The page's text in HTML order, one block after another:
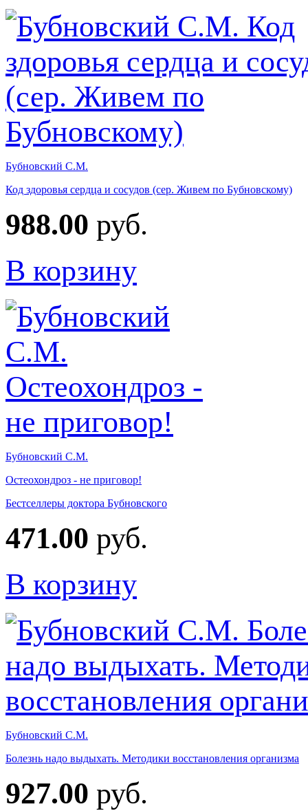
Бубновский С.М.
Код здоровья сердца и сосудов (сер. Живем по Бубновскому)
988.00 руб.
В корзину
Бубновский С.М.
Остеохондроз - не приговор!
Бестселлеры доктора Бубновского
471.00 руб.
В корзину
Бубновский С.М.
Болезнь надо выдыхать. Методики восстановления организма
927.00 руб.